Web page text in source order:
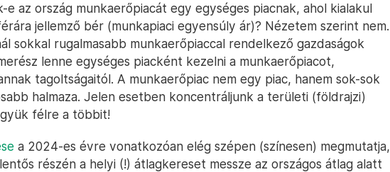
e az ország munkaerőpiacát egy egységes piacnak, ahol kialakul
jellemző bér (munkapiaci egyensúly ár)? Nézetem szerint nem.
sokkal rugalmasabb munkaerőpiaccal rendelkező gazdaságok
lenne egységes piacként kezelni a munkaerőpiacot,
tagoltságaitól. A munkaerőpiac nem egy piac, hanem sok-sok
halmaza. Jelen esetben koncentráljunk a területi (földrajzi)
félre a többit!
a 2024-es évre vonatkozóan elég szépen (színesen) megmutatja,
részén a helyi (!) átlagkereset messze az országos átlag alatt